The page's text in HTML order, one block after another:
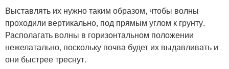
Выставлять их нужно таким образом, чтобы волны
проходили вертикально, под прямым углом к грунту.
Располагать волны в горизонтальном положении
нежелатально, поскольку почва будет их выдавливать и
они быстрее треснут.